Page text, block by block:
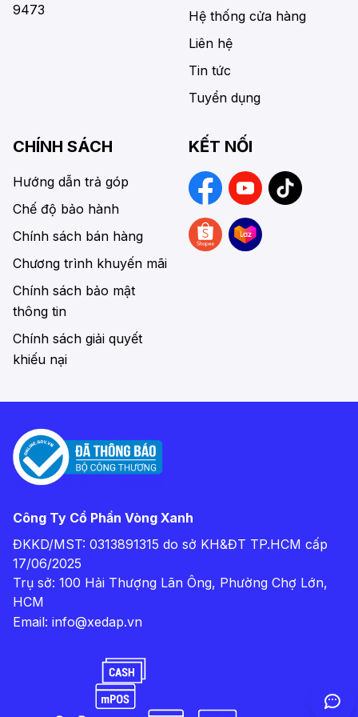
9473
Hệ thống cửa hàng
Liên hệ
Tin tức
Tuyển dụng
CHÍNH SÁCH
Hướng dẫn trả góp
Chế độ bảo hành
Chính sách bán hàng
Chương trình khuyến mãi
Chính sách bảo mật
thông tin
Chính sách giải quyết
khiếu nại
KẾT NỐI
Công Ty Cổ Phần Vòng Xanh
ĐKKD/MST: 0313891315 do sở KH&ĐT TP.HCM cấp
17/06/2025
Trụ sở: 100 Hải Thượng Lãn Ông, Phường Chợ Lớn,
HCM
Email: info@xedap.vn